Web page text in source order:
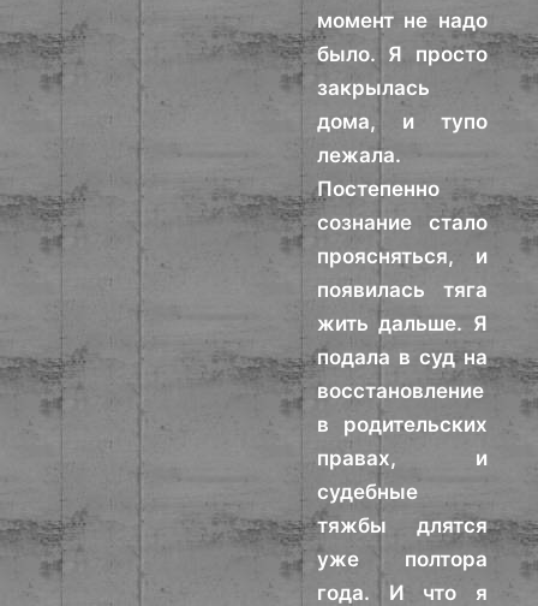
момент не надо
было. Я просто
закрылась
дома, и тупо
лежала.
Постепенно
сознание стало
проясняться, и
появилась тяга
жить дальше. Я
подала в суд на
восстановление
в родительских
правах, и
судебные
тяжбы длятся
уже полтора
года. И что я